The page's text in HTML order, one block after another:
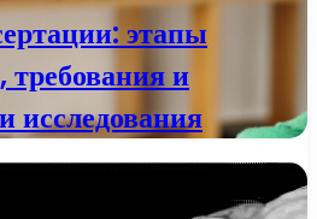
этапы
и
исследования